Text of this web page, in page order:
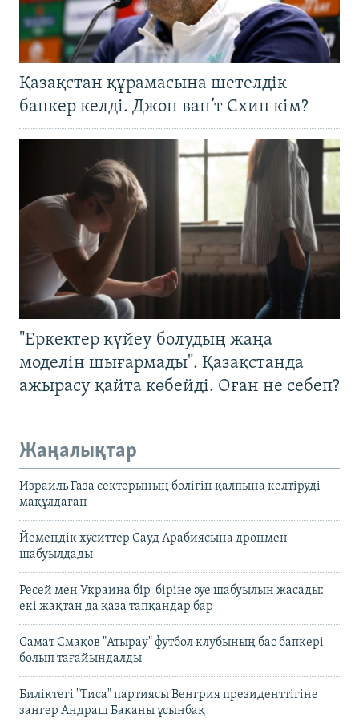
Қазақстан құрамасына шетелдік
бапкер келді. Джон ван’т Схип кім?
"Еркектер күйеу болудың жаңа
моделін шығармады". Қазақстанда
ажырасу қайта көбейді. Оған не себеп?
Жаңалықтар
Израиль Газа секторының бөлігін қалпына келтіруді
мақұлдаған
Йемендік хуситтер Сауд Арабиясына дронмен
шабуылдады
Ресей мен Украина бір-біріне әуе шабуылын жасады:
екі жақтан да қаза тапқандар бар
Самат Смақов "Атырау" футбол клубының бас бапкері
болып тағайындалды
Биліктегі "Тиса" партиясы Венгрия президенттігіне
заңгер Андраш Баканы ұсынбақ